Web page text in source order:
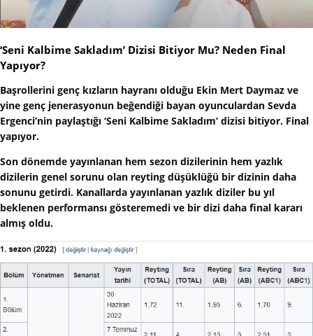
‘Seni Kalbime Sakladım’ Dizisi Bitiyor Mu? Neden Final
Yapıyor?
Başrollerini genç kızların hayranı olduğu Ekin Mert Daymaz ve
yine genç jenerasyonun beğendiği bayan oyunculardan Sevda
Ergenci’nin paylaştığı ‘Seni Kalbime Sakladım’ dizisi bitiyor. Final
yapıyor.
Son dönemde yayınlanan hem sezon dizilerinin hem yazlık
dizilerin genel sorunu olan reyting düşüklüğü bir dizinin daha
sonunu getirdi. Kanallarda yayınlanan yazlık diziler bu yıl
beklenen performansı gösteremedi ve bir dizi daha final kararı
almış oldu.